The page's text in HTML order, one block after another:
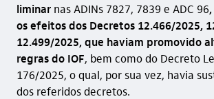
liminar nas ADINs 7827, 7839 e ADC 96
os efeitos dos Decretos 12.466/2025,
12.499/2025, que haviam promovido
regras do IOF, bem como do Decreto
176/2025, o qual, por sua vez, havia
dos referidos decretos.